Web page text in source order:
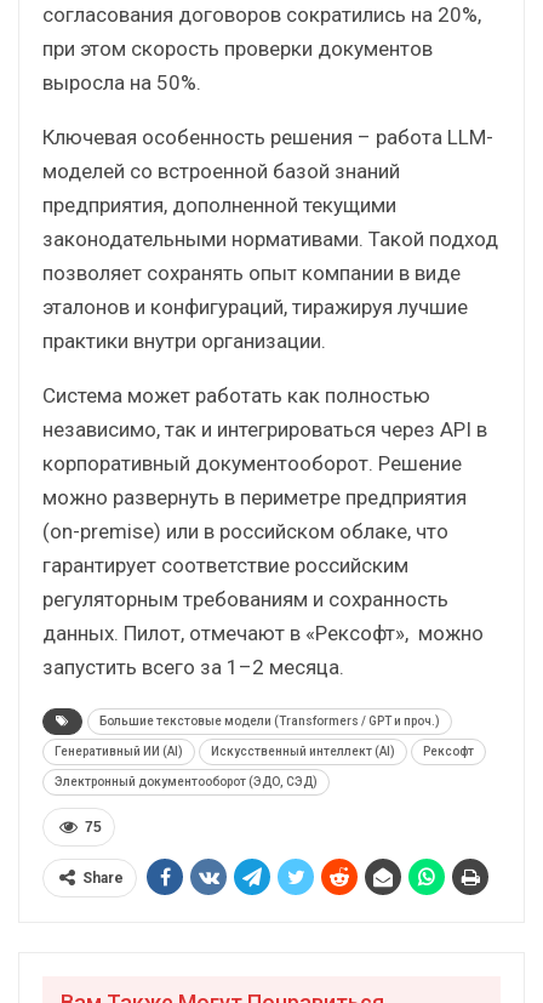
согласования договоров сократились на 20%,
при этом скорость проверки документов
выросла на 50%.
Ключевая особенность решения – работа LLM-
моделей со встроенной базой знаний
предприятия, дополненной текущими
законодательными нормативами. Такой подход
позволяет сохранять опыт компании в виде
эталонов и конфигураций, тиражируя лучшие
практики внутри организации.
Система может работать как полностью
независимо, так и интегрироваться через API в
корпоративный документооборот. Решение
можно развернуть в периметре предприятия
(on-premise) или в российском облаке, что
гарантирует соответствие российским
регуляторным требованиям и сохранность
данных. Пилот, отмечают в «Рексофт», можно
запустить всего за 1–2 месяца.
Большие текстовые модели (Transformers / GPT и проч.)
Генеративный ИИ (AI) Искусственный интеллект (AI) Рексофт
Электронный документооборот (ЭДО, СЭД)
75
Share